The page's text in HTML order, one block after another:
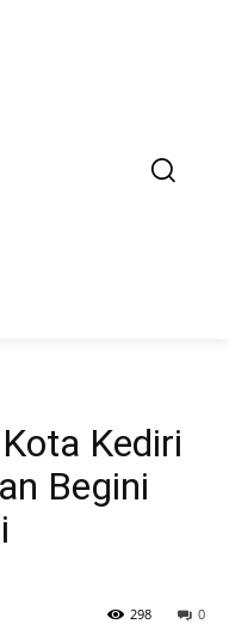
Kediri
Begini
0
298